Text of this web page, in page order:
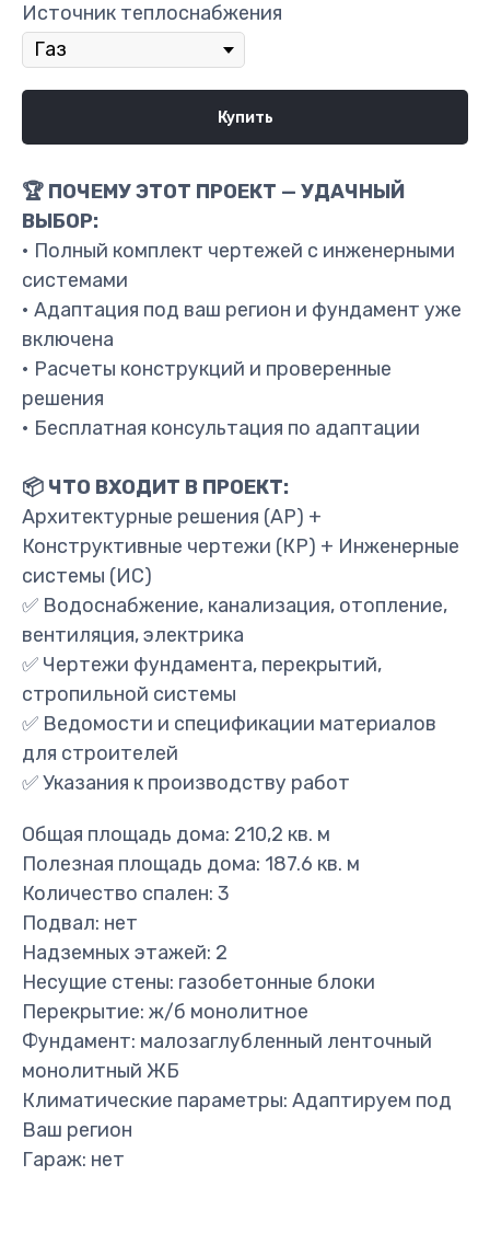
Источник теплоснабжения
Купить
🏆 ПОЧЕМУ ЭТОТ ПРОЕКТ — УДАЧНЫЙ
ВЫБОР:
• Полный комплект чертежей с инженерными
системами
• Адаптация под ваш регион и фундамент уже
включена
• Расчеты конструкций и проверенные
решения
• Бесплатная консультация по адаптации
📦 ЧТО ВХОДИТ В ПРОЕКТ:
Архитектурные решения (АР) +
Конструктивные чертежи (КР) + Инженерные
системы (ИС)
✅ Водоснабжение, канализация, отопление,
вентиляция, электрика
✅ Чертежи фундамента, перекрытий,
стропильной системы
✅ Ведомости и спецификации материалов
для строителей
✅ Указания к производству работ
Общая площадь дома: 210,2 кв. м
Полезная площадь дома: 187.6 кв. м
Количество спален: 3
Подвал: нет
Надземных этажей: 2
Несущие стены: газобетонные блоки
Перекрытие: ж/б монолитное
Фундамент: малозаглубленный ленточный
монолитный ЖБ
Климатические параметры: Адаптируем под
Ваш регион
Гараж: нет